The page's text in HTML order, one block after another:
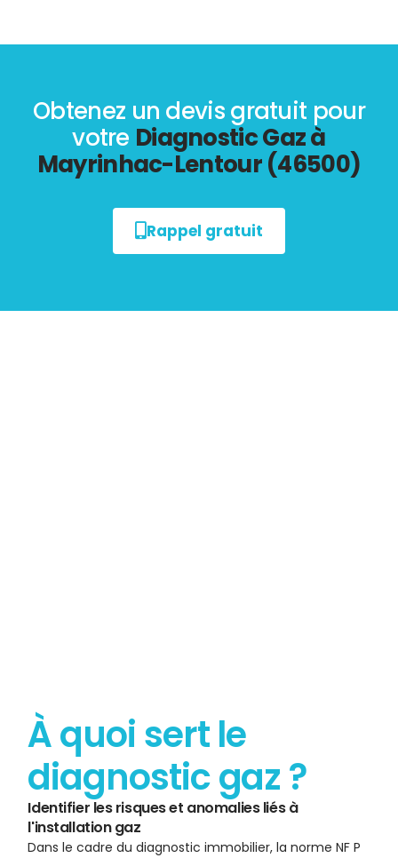
Obtenez un devis gratuit pour
votre Diagnostic Gaz à
Mayrinhac-Lentour (46500)
Rappel gratuit
À quoi sert le
diagnostic gaz ?
Identifier les risques et anomalies liés à
l'installation gaz
Dans le cadre du diagnostic immobilier, la norme NF P